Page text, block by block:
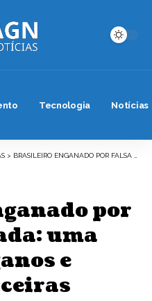
Tecnologia Notícias
> BRASILEIRO ENGANADO POR FALSA NAMORADA: UMA TRAMA DE ENGANOS E PERDAS FINANCEIRAS
por
uma
e